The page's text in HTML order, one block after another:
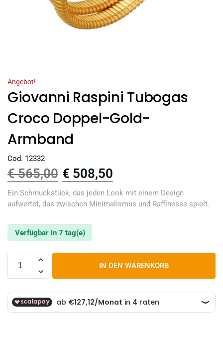
Angebot!
Giovanni Raspini Tubogas
Croco Doppel-Gold-
Armband
Cod. 12332
€565,00 € 508,50
Ein Schmuckstück, das jeden Look mit einem Design
aufwertet, das zwischen Minimalismus und Raffinesse spielt.
Verfügbar in 7 tag(e)
IN DEN WARENKORB